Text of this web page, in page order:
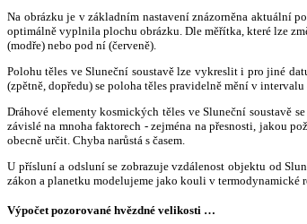
Na obrázku je v základním nastavení znázorněna aktuální
optimálně vyplnila plochu obrázku. Dle měřítka, které lze
(modře) nebo pod ní (červeně).
Polohu těles ve Sluneční soustavě lze vykreslit i pro jiné
(zpětně, dopředu) se poloha těles pravidelně mění v
Dráhové elementy kosmických těles ve Sluneční soustavě
závislé na mnoha faktorech - zejména na přesnosti, jakou
obecně určit. Chyba narůstá s časem.
U přísluní a odsluní se zobrazuje vzdálenost objektu od
zákon a planetku modelujeme jako kouli v termodynamické
Výpočet pozorované hvězdné velikosti …